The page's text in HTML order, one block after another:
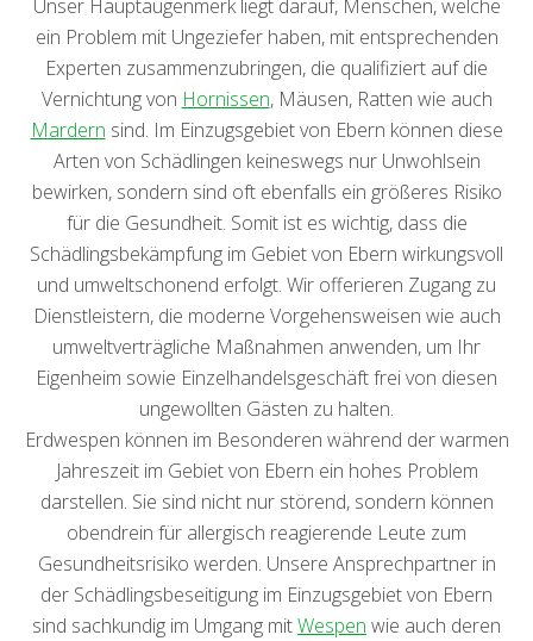
Unser Hauptaugenmerk liegt darauf, Menschen, welche
ein Problem mit Ungeziefer haben, mit entsprechenden
Experten zusammenzubringen, die qualifiziert auf die
Vernichtung von Hornissen, Mäusen, Ratten wie auch
Mardern sind. Im Einzugsgebiet von Ebern können diese
Arten von Schädlingen keineswegs nur Unwohlsein
bewirken, sondern sind oft ebenfalls ein größeres Risiko
für die Gesundheit. Somit ist es wichtig, dass die
Schädlingsbekämpfung im Gebiet von Ebern wirkungsvoll
und umweltschonend erfolgt. Wir offerieren Zugang zu
Dienstleistern, die moderne Vorgehensweisen wie auch
umweltverträgliche Maßnahmen anwenden, um Ihr
Eigenheim sowie Einzelhandelsgeschäft frei von diesen
ungewollten Gästen zu halten.
Erdwespen können im Besonderen während der warmen
Jahreszeit im Gebiet von Ebern ein hohes Problem
darstellen. Sie sind nicht nur störend, sondern können
obendrein für allergisch reagierende Leute zum
Gesundheitsrisiko werden. Unsere Ansprechpartner in
der Schädlingsbeseitigung im Einzugsgebiet von Ebern
sind sachkundig im Umgang mitWespen wie auch deren